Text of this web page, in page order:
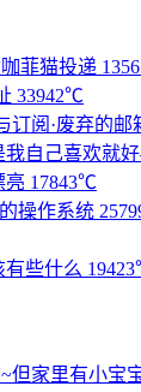
菲猫投递
33942℃
订阅·废弃的邮
我自己喜欢就
亮 17843℃
操作系统
有些什么
但家里有小宝